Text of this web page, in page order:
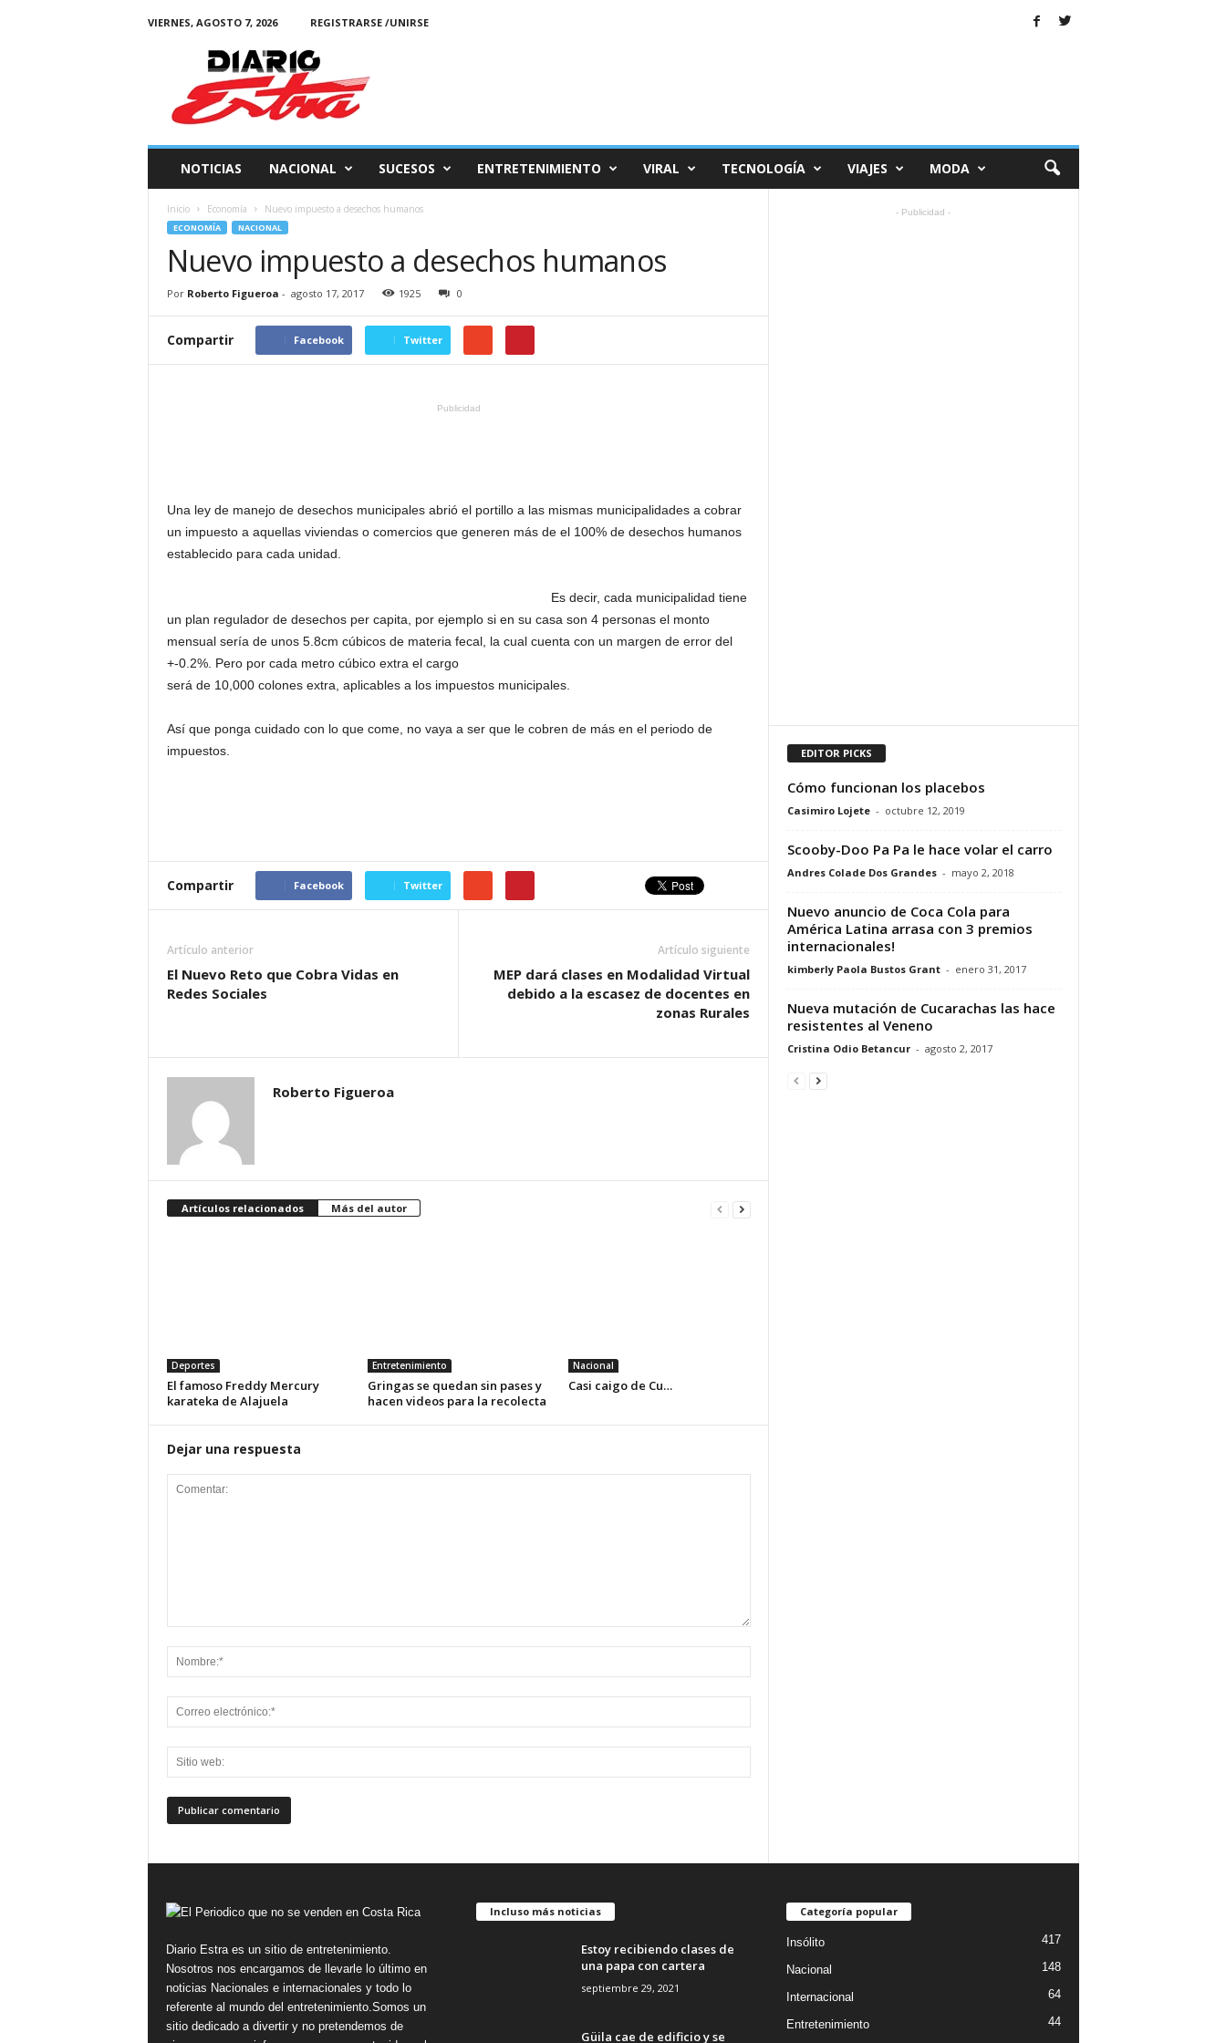
VIERNES, AGOSTO 7, 2026
REGISTRARSE /UNIRSE
NOTICIAS NACIONAL SUCESOS ENTRETENIMIENTO VIRAL TECNOLOGÍA VIAJES MODA
Inicio Economía Nuevo impuesto a desechos humanos
ECONOMÍA NACIONAL
Nuevo impuesto a desechos humanos
Por Roberto Figueroa - agosto 17, 2017 1925 0
Compartir Facebook Twitter
Publicidad
Una ley de manejo de desechos municipales abrió el portillo a las mismas municipalidades a cobrar
un impuesto a aquellas viviendas o comercios que generen más de el 100% de desechos humanos
establecido para cada unidad.
Es decir, cada municipalidad tiene
un plan regulador de desechos per capita, por ejemplo si en su casa son 4 personas el monto
mensual sería de unos 5.8cm cúbicos de materia fecal, la cual cuenta con un margen de error del
+-0.2%. Pero por cada metro cúbico extra el cargo
será de 10,000 colones extra, aplicables a los impuestos municipales.
Así que ponga cuidado con lo que come, no vaya a ser que le cobren de más en el periodo de
impuestos.
Compartir Facebook Twitter
Artículo anterior
El Nuevo Reto que Cobra Vidas en
Redes Sociales
Artículo siguiente
MEP dará clases en Modalidad Virtual
debido a la escasez de docentes en
zonas Rurales
Roberto Figueroa
Artículos relacionados Más del autor
Deportes
El famoso Freddy Mercury
karateka de Alajuela
Entretenimiento
Gringas se quedan sin pases y
hacen videos para la recolecta
Nacional
Casi caigo de Cu…
Dejar una respuesta
- Publicidad -
EDITOR PICKS
Cómo funcionan los placebos
Casimiro Lojete - octubre 12, 2019
Scooby-Doo Pa Pa le hace volar el carro
Andres Colade Dos Grandes - mayo 2, 2018
Nuevo anuncio de Coca Cola para
América Latina arrasa con 3 premios
internacionales!
kimberly Paola Bustos Grant - enero 31, 2017
Nueva mutación de Cucarachas las hace
resistentes al Veneno
Cristina Odio Betancur - agosto 2, 2017
Diario Estra es un sitio de entretenimiento.
Nosotros nos encargamos de llevarle lo último en
noticias Nacionales e internacionales y todo lo
referente al mundo del entretenimiento.Somos un
sitio dedicado a divertir y no pretendemos de
Incluso más noticias
Estoy recibiendo clases de
una papa con cartera
septiembre 29, 2021
Güila cae de edificio y se
Categoría popular
Insólito 417
Nacional 148
Internacional 64
Entretenimiento
44